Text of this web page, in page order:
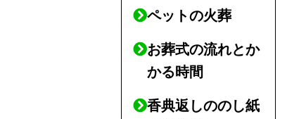
ペットの火葬
お葬式の流れとか
かる時間
香典返しののし紙